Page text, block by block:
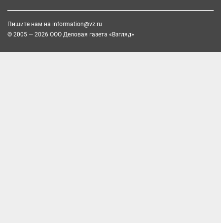
Пишите нам на information@vz.ru
© 2005 — 2026 ООО Деловая газета «Взгляд»